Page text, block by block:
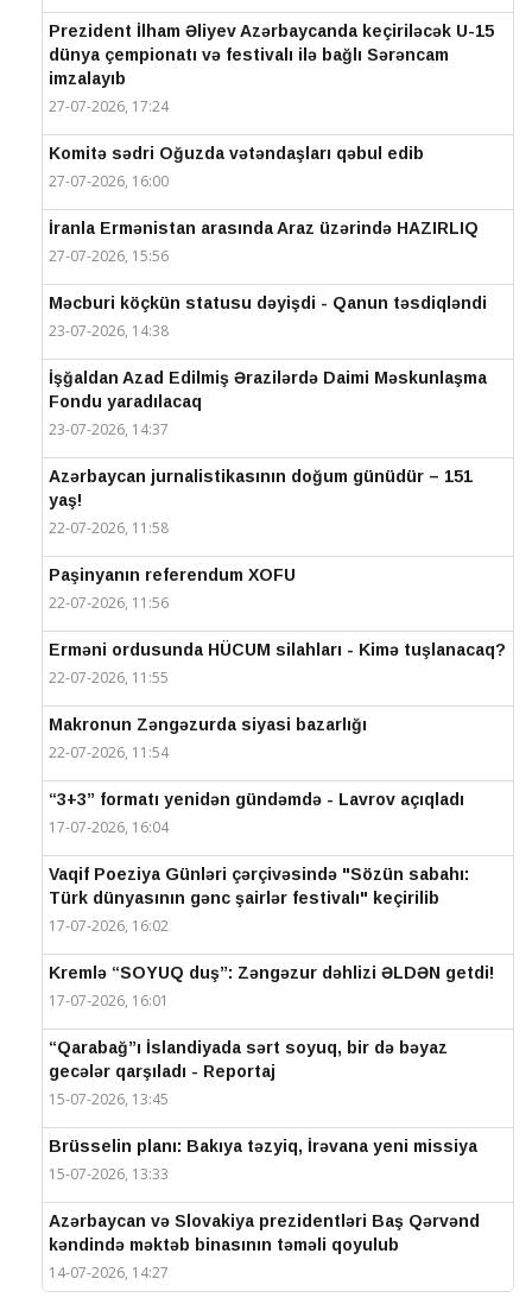
Prezident İlham Əliyev Azərbaycanda keçiriləcək U-15
dünya çempionatı və festivalı ilə bağlı Sərəncam
imzalayıb
27-07-2026, 17:24
Komitə sədri Oğuzda vətəndaşları qəbul edib
27-07-2026, 16:00
İranla Ermənistan arasında Araz üzərində HAZIRLIQ
27-07-2026, 15:56
Məcburi köçkün statusu dəyişdi - Qanun təsdiqləndi
23-07-2026, 14:38
İşğaldan Azad Edilmiş Ərazilərdə Daimi Məskunlaşma
Fondu yaradılacaq
23-07-2026, 14:37
Azərbaycan jurnalistikasının doğum günüdür – 151
yaş!
22-07-2026, 11:58
Paşinyanın referendum XOFU
22-07-2026, 11:56
Erməni ordusunda HÜCUM silahları - Kimə tuşlanacaq?
22-07-2026, 11:55
Makronun Zəngəzurda siyasi bazarlığı
22-07-2026, 11:54
“3+3” formatı yenidən gündəmdə - Lavrov açıqladı
17-07-2026, 16:04
Vaqif Poeziya Günləri çərçivəsində "Sözün sabahı:
Türk dünyasının gənc şairlər festivalı" keçirilib
17-07-2026, 16:02
Kremlə “SOYUQ duş”: Zəngəzur dəhlizi ƏLDƏN getdi!
17-07-2026, 16:01
“Qarabağ”ı İslandiyada sərt soyuq, bir də bəyaz
gecələr qarşıladı - Reportaj
15-07-2026, 13:45
Brüsselin planı: Bakıya təzyiq, İrəvana yeni missiya
15-07-2026, 13:33
Azərbaycan və Slovakiya prezidentləri Baş Qərvənd
kəndində məktəb binasının təməli qoyulub
14-07-2026, 14:27